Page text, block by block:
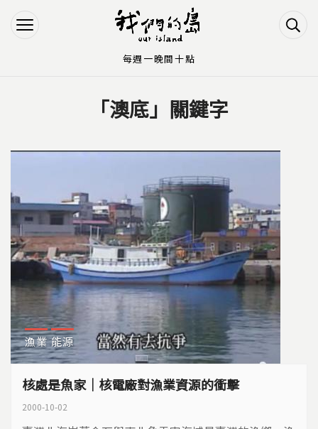
Jump to Navigation
Jump to Main content
「澳底」關鍵字
漁業 能源
核處是魚家｜核電廠對漁業資源的衝擊
2000-10-02
每週一晚間十點